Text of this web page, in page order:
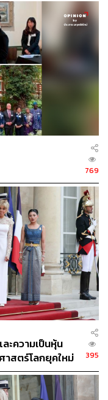
769
ะความเป็นหุ้น
สตร์โลกยุคใหม่
395